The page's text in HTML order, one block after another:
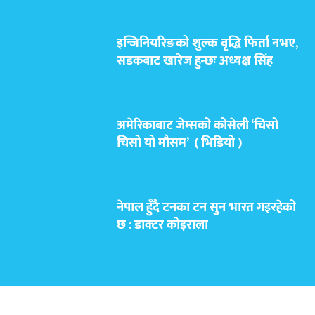
इन्जिनियरिङको शुल्क वृद्धि फिर्ता नभए,
सडकबाट खारेज हुन्छः अध्यक्ष सिंह
अमेरिकाबाट जेम्सको कोसेली ‘चिसो
चिसो यो मौसम’ ( भिडियो )
नेपाल हुँदै टनका टन सुन भारत गइरहेको
छ : डाक्टर कोइराला